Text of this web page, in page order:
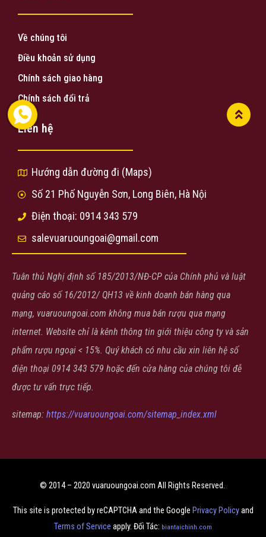
Về chúng tôi
Điều khoản sử dụng
Chính sách giao hàng
Chính sách đổi trả
Liên hệ
Hướng dẫn đường đi (Maps)
Số 21 Phố Nguyễn Sơn, Long Biên, Hà Nội
Điện thoại: 0914 343 579
salevuaruoungoai@gmail.com
Tuân thủ Nghị định số 185/2013/NĐ-CP của Chính phủ và luật
quảng cáo số 16/2012/ QH13 về kinh doanh bán hàng qua
mạng, vuaruoungoai.com không mua bán rượu qua mạng
internet. Website chỉ là kênh thông tin giới thiệu công ty và sản
phẩm rượu ngoại < 15%. Quý khách có nhu cầu xin liên hệ số
điện thoại 0914 343 579 hoặc đến cửa hàng của chúng tôi đễ
được tư vấn trực tiếp.
sitemap: https://vuaruoungoai.com/sitemap_index.xml
© 2014 – 2020 vuaruoungoai.com All Rights Reserved.
This site is protected by reCAPTCHA and the Google Privacy Policyand
Terms of Service apply. Đối Tác: biantaichinh.com